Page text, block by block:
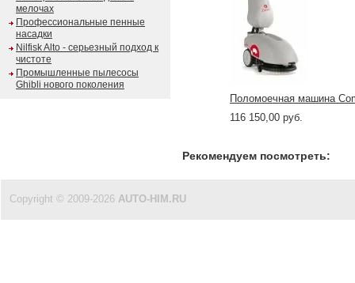
мелочах
Профессиональные пенные
насадки
Nilfisk Alto - серьезный подход к
чистоте
Промышленные пылесосы
Ghibli нового поколения
Поломоечная машина
116 150,00 руб.
Рекомендуем посмотреть:
Copyright © 2009-2026 AUTO-HIM.RU